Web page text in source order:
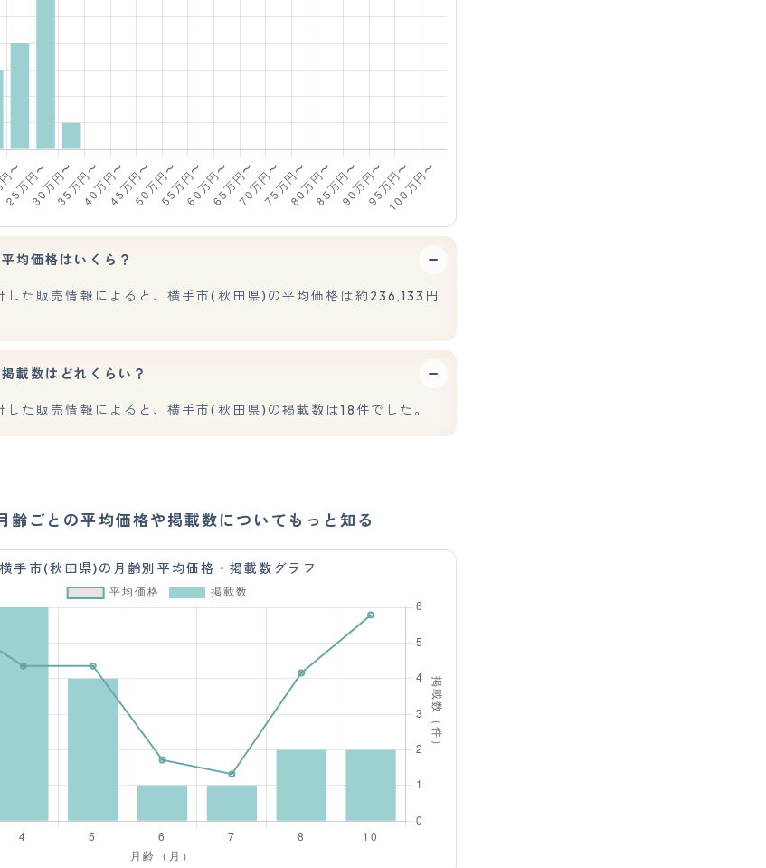
均価格はいくら？
た販売情報によると、横手市(秋田県)の平均価格は約236,133円
載数はどれくらい？
た販売情報によると、横手市(秋田県)の掲載数は18件でした。
齢ごとの平均価格や掲載数についてもっと知る
横手市(秋田県)の月齢別平均価格・掲載数グラフ